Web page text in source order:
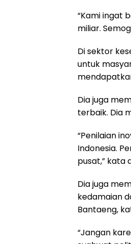
“Kami ingat
miliar.
Di sektor
untuk
Dia juga
terbaik. Dia
“Penilaian
Indonesia.
pusat,” kata
Dia juga
kedamaian
Bantaeng,
“Jangan